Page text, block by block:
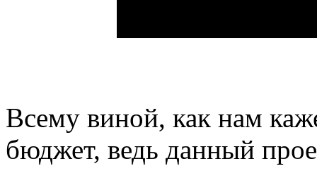
Всему виной, как нам
бюджет, ведь данный